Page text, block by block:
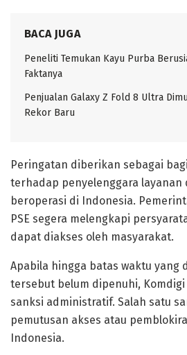
BACA JUGA
Peneliti Temukan Kayu Purba
Faktanya
Penjualan Galaxy Z Fold 8 Ultra
Rekor Baru
Peringatan diberikan sebagai
terhadap penyelenggara layanan
beroperasi di Indonesia.
PSE segera melengkapi
dapat diakses oleh masyarakat.
Apabila hingga batas waktu yang
tersebut belum dipenuhi,
sanksi administratif. Salah satu
pemutusan akses atau
Indonesia.